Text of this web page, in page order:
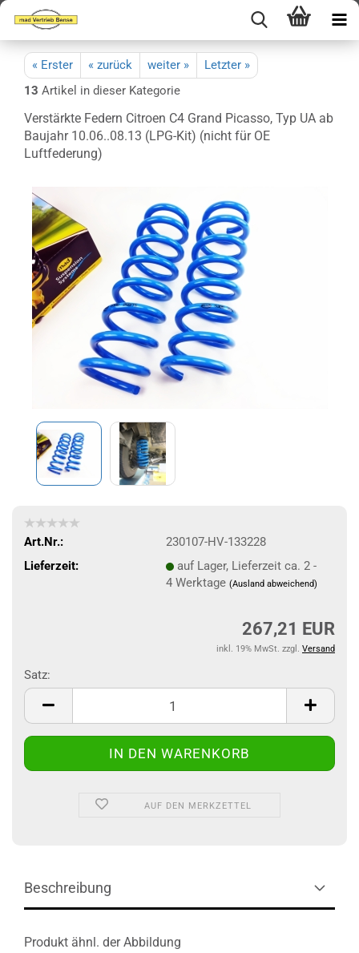
« Erster « zurück weiter »
Letzter »
13 Artikel in dieser Kategorie
Verstärkte Federn Citroen C4 Grand Picasso, Typ UA ab
Baujahr 10.06..08.13 (LPG-Kit) (nicht für OE
Luftfederung)
Art.Nr.:
230107-HV-133228
Lieferzeit:
auf Lager, Lieferzeit ca. 2 -
4 Werktage (Ausland abweichend)
267,21 EUR
inkl. 19% MwSt. zzgl. Versand
Satz:
Satz
AUF DEN MERKZETTEL
Beschreibung
Produkt ähnl. der Abbildung